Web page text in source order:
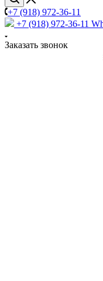
+7 (918) 972-36-11
+7 (918) 972-36-11
Заказать звонок